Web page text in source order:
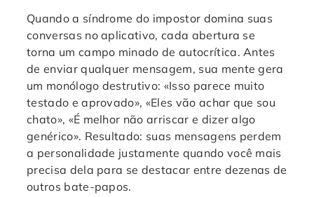
Quando a síndrome do impostor domina suas
conversas no aplicativo, cada abertura se
torna um campo minado de autocrítica. Antes
de enviar qualquer mensagem, sua mente gera
um monólogo destrutivo: «Isso parece muito
testado e aprovado», «Eles vão achar que sou
chato», «É melhor não arriscar e dizer algo
genérico». Resultado: suas mensagens perdem
a personalidade justamente quando você mais
precisa dela para se destacar entre dezenas de
outros bate-papos.